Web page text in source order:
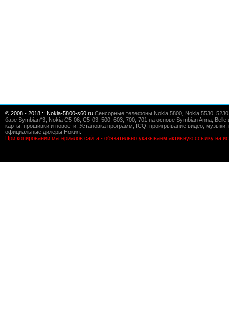
© 2008 - 2018 :: Nokia-5800-s60.ru Сенсорные телефоны Nokia 5800, Nokia 5530,
базе Symbian^3, Nokia C5-06, C5-03, 500, 603, 700, 701 на основе Symbian Anna,
карты, прошивки и новости. Установка программ, ICQ, проигрывание видео,
официальные дилеры Нокия.
При копировании материалов сайта - обязательно указываем активную ссылку на